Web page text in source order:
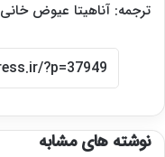
ترجمه: آناهیتا عیوض خانی
نوشته های مشابه